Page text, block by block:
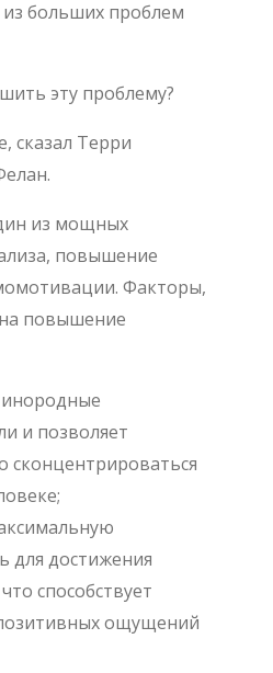
больших проблем
эту проблему?
сказал Терри
из мощных
повышение
Факторы,
повышение
и позволяет
сконцентрироваться
для достижения
способствует
ощущений